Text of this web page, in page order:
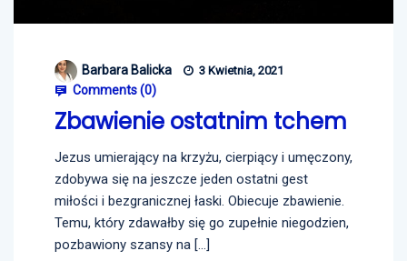
Barbara Balicka 3 Kwietnia, 2021
Comments (0)
Zbawienie ostatnim tchem
Jezus umierający na krzyżu, cierpiący i umęczony,
zdobywa się na jeszcze jeden ostatni gest
miłości i bezgranicznej łaski. Obiecuje zbawienie.
Temu, który zdawałby się go zupełnie niegodzien,
pozbawiony szansy na […]